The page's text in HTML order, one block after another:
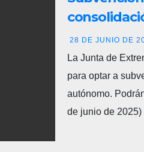
autónomo
28 DE JUNIO DE
La Junta de
para optar a
autónomo.
de junio de